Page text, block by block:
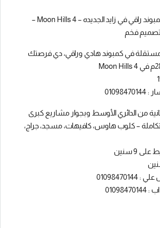
فيلا ستاند ألون بكمبوند راقي في زايد الجديده – Moon Hills 4 –
فخم
مستقلة في كمبوند هادي وراقي، دي فرصتك
– كلوب هاوس، كافيهات، مسجد، جراج،